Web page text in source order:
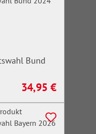
Bund
Regulärer Preis:
34,95 €